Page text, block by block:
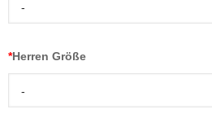
-
*Herren Größe
-